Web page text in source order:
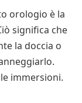
orologio è la
significa che
la doccia o
immersioni.